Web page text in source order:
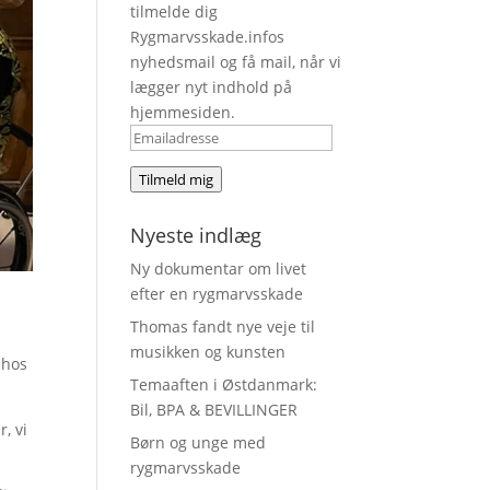
vi
tilmelde dig
Rygmarvsskade.infos
nyhedsmail og få mail, når vi
lægger nyt indhold på
hjemmesiden.
Emailadresse
Tilmeld mig
Nyeste indlæg
Ny dokumentar om livet
efter en rygmarvsskade
Thomas fandt nye veje til
musikken og kunsten
Temaaften i Østdanmark:
Bil, BPA & BEVILLINGER
Børn og unge med
rygmarvsskade